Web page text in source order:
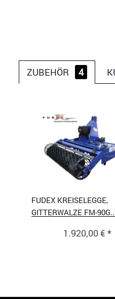
ZUBEHÖR 4
FUDEX KREISELEGGE,
GITTERWALZE FM-
1.920,00 € *